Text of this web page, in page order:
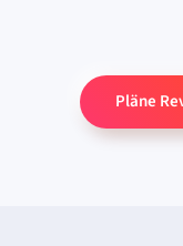
Pläne